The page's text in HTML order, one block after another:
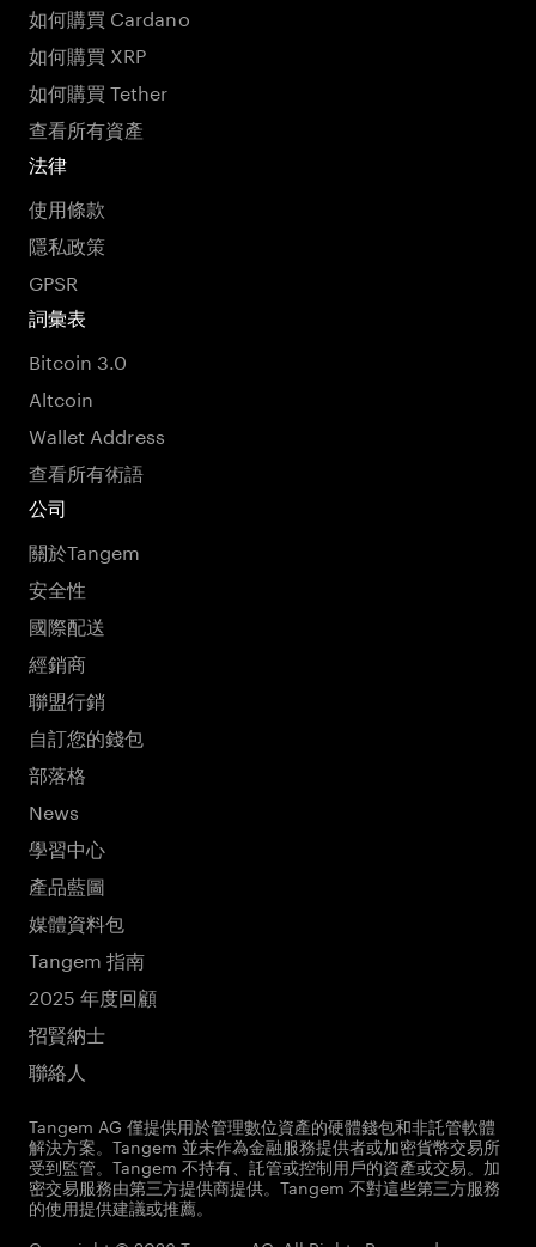
如何購買 Cardano
如何購買 XRP
如何購買 Tether
查看所有資產
法律
使用條款
隱私政策
GPSR
詞彙表
Bitcoin 3.0
Altcoin
Wallet Address
查看所有術語
公司
關於Tangem
安全性
國際配送
經銷商
聯盟行銷
自訂您的錢包
部落格
News
學習中心
產品藍圖
媒體資料包
Tangem 指南
2025 年度回顧
招賢納士
聯絡人
Tangem AG 僅提供用於管理數位資產的硬體錢包和非託管軟體
解決方案。Tangem 並未作為金融服務提供者或加密貨幣交易所
受到監管。Tangem 不持有、託管或控制用戶的資產或交易。加
密交易服務由第三方提供商提供。Tangem 不對這些第三方服務
的使用提供建議或推薦。